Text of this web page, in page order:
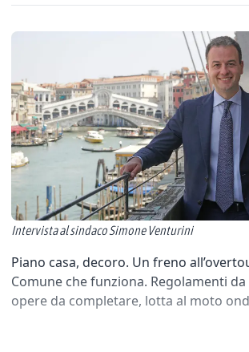
Intervista al sindaco Simone Venturini
Piano casa, decoro. Un freno
Comune che funziona. Regolamenti
opere da completare, lotta al moto